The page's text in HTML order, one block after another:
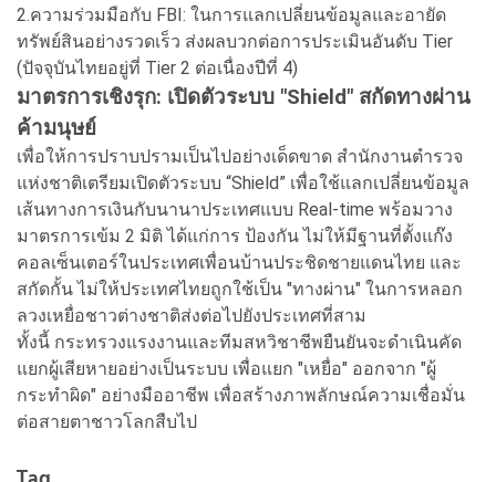
2.ความร่วมมือกับ FBI: ในการแลกเปลี่ยนข้อมูลและอายัด
ทรัพย์สินอย่างรวดเร็ว ส่งผลบวกต่อการประเมินอันดับ Tier
(ปัจจุบันไทยอยู่ที่ Tier 2 ต่อเนื่องปีที่ 4)
มาตรการเชิงรุก: เปิดตัวระบบ "Shield" สกัดทางผ่าน
ค้ามนุษย์
เพื่อให้การปราบปรามเป็นไปอย่างเด็ดขาด สำนักงานตำรวจ
แห่งชาติเตรียมเปิดตัวระบบ “Shield” เพื่อใช้แลกเปลี่ยนข้อมูล
เส้นทางการเงินกับนานาประเทศแบบ Real-time พร้อมวาง
มาตรการเข้ม 2 มิติ ได้แก่การ ป้องกัน ไม่ให้มีฐานที่ตั้งแก๊ง
คอลเซ็นเตอร์ในประเทศเพื่อนบ้านประชิดชายแดนไทย และ
สกัดกั้น ไม่ให้ประเทศไทยถูกใช้เป็น "ทางผ่าน" ในการหลอก
ลวงเหยื่อชาวต่างชาติส่งต่อไปยังประเทศที่สาม
ทั้งนี้ กระทรวงแรงงานและทีมสหวิชาชีพยืนยันจะดำเนินคัด
แยกผู้เสียหายอย่างเป็นระบบ เพื่อแยก "เหยื่อ" ออกจาก "ผู้
กระทำผิด" อย่างมืออาชีพ เพื่อสร้างภาพลักษณ์ความเชื่อมั่น
ต่อสายตาชาวโลกสืบไป